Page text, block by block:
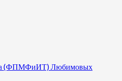
(ФПМФиИТ) Любимовых